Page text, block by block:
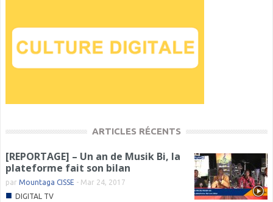
ARTICLES RÉCENTS
[REPORTAGE] – Un an de Musik Bi, la
plateforme fait son bilan
par Mountaga CISSE - Mar 24, 2017
■ DIGITAL TV